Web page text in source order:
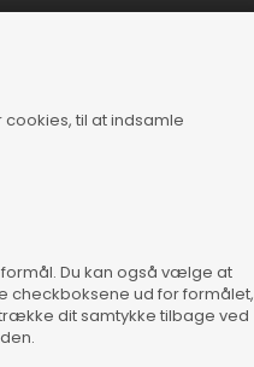
til at indsamle
Du kan også vælge at
checkboksene ud for formålet,
dit samtykke tilbage ved
Rabens Saloner